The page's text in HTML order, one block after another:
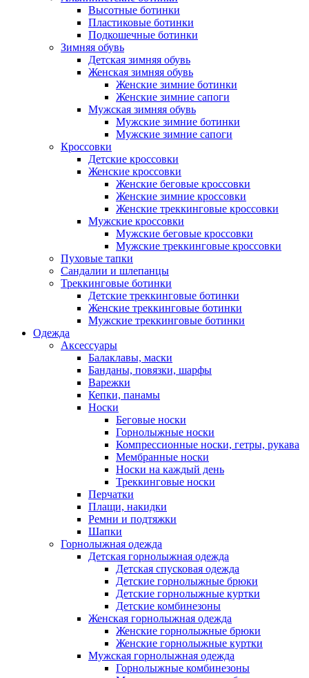
Высотные ботинки
Пластиковые ботинки
Подкошечные ботинки
Зимняя обувь
Детская зимняя обувь
Женская зимняя обувь
Женские зимние ботинки
Женские зимние сапоги
Мужская зимняя обувь
Мужские зимние ботинки
Мужские зимние сапоги
Кроссовки
Детские кроссовки
Женские кроссовки
Женские беговые кроссовки
Женские зимние кроссовки
Женские треккинговые кроссовки
Мужские кроссовки
Мужские беговые кроссовки
Мужские треккинговые кроссовки
Пуховые тапки
Сандалии и шлепанцы
Треккинговые ботинки
Детские треккинговые ботинки
Женские треккинговые ботинки
Мужские треккинговые ботинки
Одежда
Аксессуары
Балаклавы, маски
Банданы, повязки, шарфы
Варежки
Кепки, панамы
Носки
Беговые носки
Горнолыжные носки
Компрессионные носки, гетры, рукава
Мембранные носки
Носки на каждый день
Треккинговые носки
Перчатки
Плащи, накидки
Ремни и подтяжки
Шапки
Горнолыжная одежда
Детская горнолыжная одежда
Детская спусковая одежда
Детские горнолыжные брюки
Детские горнолыжные куртки
Детские комбинезоны
Женская горнолыжная одежда
Женские горнолыжные брюки
Женские горнолыжные куртки
Мужская горнолыжная одежда
Горнолыжные комбинезоны